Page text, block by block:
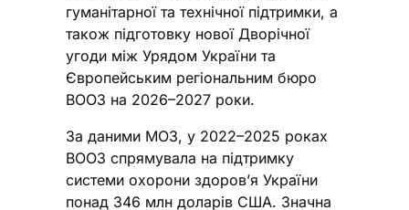
гуманітарної та технічної підтримки, а
також підготовку нової Дворічної
угоди між Урядом України та
Європейським регіональним бюро
ВООЗ на 2026–2027 роки.
За даними МОЗ, у 2022–2025 роках
ВООЗ спрямувала на підтримку
системи охорони здоров’я України
понад 346 млн доларів США. Значна